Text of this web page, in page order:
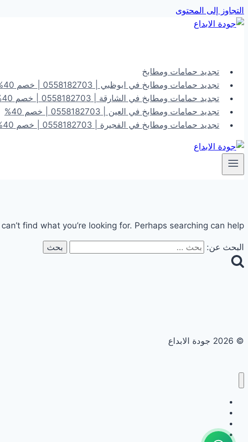
التجاوز إلى المحتوى
تجديد حمامات ومطابخ
تجديد حمامات ومطابخ في ابوظبي | 0558182703 | خصم 40%
تجديد حمامات ومطابخ في الشارقة | 0558182703 | خصم 40%
تجديد حمامات ومطابخ في العين | 0558182703 | خصم 40%
تجديد حمامات ومطابخ في الفجيرة | 0558182703 | خصم 40%
find what you’re looking for. Perhaps searching can help.
البحث عن:
© 2026 جودة الابداع
تجديد حمامات ومطابخ في العين | 0558182703 | خصم 40%